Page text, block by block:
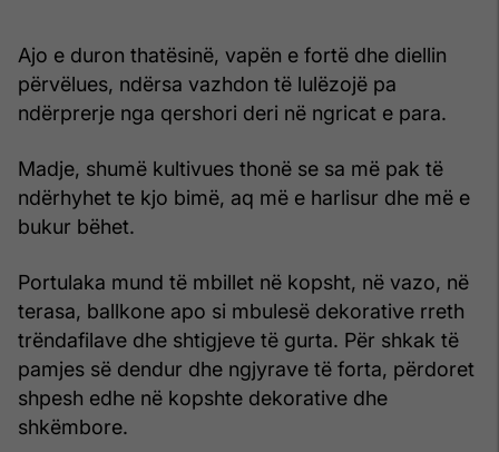
Ajo e duron thatësinë, vapën e fortë dhe diellin
përvëlues, ndërsa vazhdon të lulëzojë pa
ndërprerje nga qershori deri në ngricat e para.
Madje, shumë kultivues thonë se sa më pak të
ndërhyhet te kjo bimë, aq më e harlisur dhe më e
bukur bëhet.
Portulaka mund të mbillet në kopsht, në vazo, në
terasa, ballkone apo si mbulesë dekorative rreth
trëndafilave dhe shtigjeve të gurta. Për shkak të
pamjes së dendur dhe ngjyrave të forta, përdoret
shpesh edhe në kopshte dekorative dhe
shkëmbore.